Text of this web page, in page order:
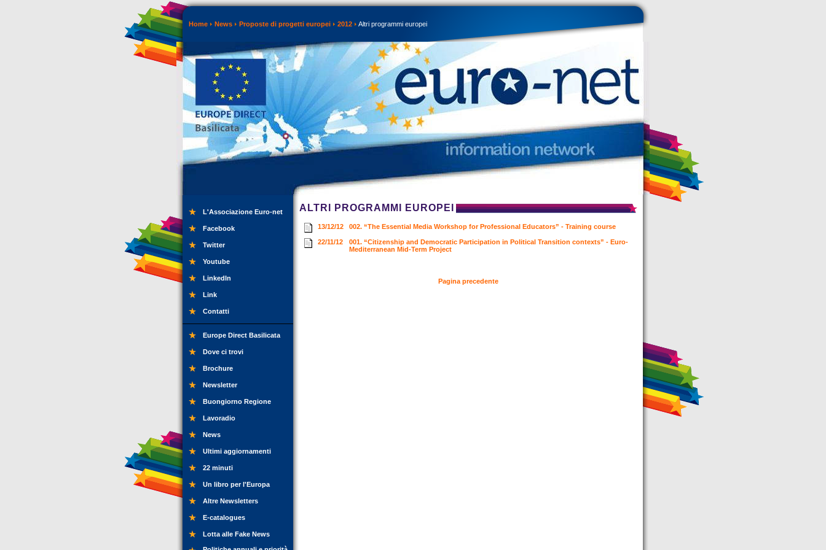
Home News Proposte di progetti europei 2012 Altri programmi europei
L'Associazione Euro-net
Facebook
Twitter
Youtube
LinkedIn
Link
Contatti
Europe Direct Basilicata
Dove ci trovi
Brochure
Newsletter
Buongiorno Regione
Lavoradio
News
Ultimi aggiornamenti
22 minuti
Un libro per l'Europa
Altre Newsletters
E-catalogues
Lotta alle Fake News
ALTRI PROGRAMMI EUROPEI
13/12/12 002. “The Essential Media Workshop for Professional Educators” - Training course
22/11/12
001. “Citizenship and Democratic Participation in Political Transition contexts” - Euro-
Mediterranean Mid-Term Project
Pagina precedente